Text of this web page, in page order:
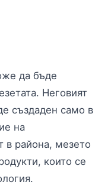
да бъде
Неговият
създаден само в
на
в района, мезето
които се